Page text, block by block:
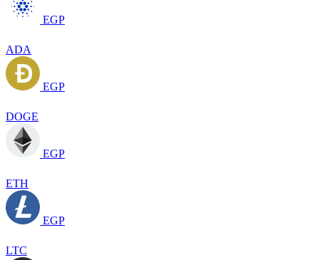
EGP
ADA
EGP
DOGE
EGP
ETH
EGP
LTC